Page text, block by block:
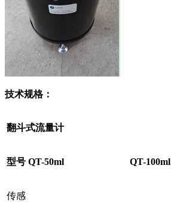
技术规格：
翻斗式流量计
型号 QT-50ml QT-100ml
传感